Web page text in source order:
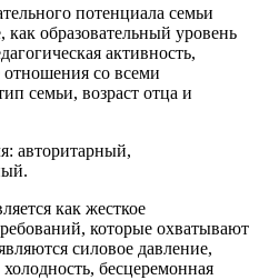
потенциала семьи
образовательный уровень
активность,
отношения со всеми
семьи, возраст отца и
авторитарный,
как жесткое
которые охватывают
силовое давление,
холодность, бесцеремонная